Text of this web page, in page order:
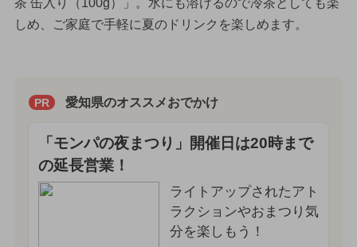
しめ、ご家庭で手軽に夏のドリンクを楽しめます。
PR 愛知県のオススメおでかけ
「モンパの夜まつり」開催日は20時まで
の延長営業！
ライトアップされたアト
ラクションやおまつり気
分を楽しもう！